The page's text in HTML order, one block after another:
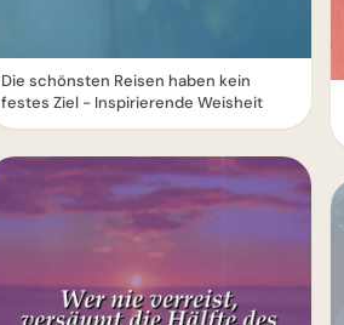
Die schönsten Reisen haben kein
festes Ziel - Inspirierende Weisheit